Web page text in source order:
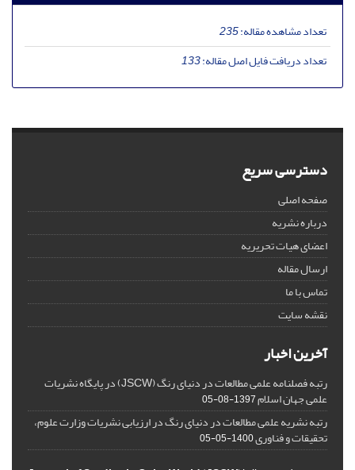
تعداد مشاهده مقاله:235
تعداد دریافت فایل اصل مقاله:133
دسترسی سریع
صفحه اصلی
درباره نشریه
اعضای هیات تحریریه
ارسال مقاله
تماس با ما
نقشه سایت
آخرین اخبار
رتبه فصلنامه علمی مطالعات در دنیای رنگ (JSCW) در پایگاه نشریات
علمی جهان اسلام1397-08-05
رتبه نشریه علمی مطالعات در دنیای رنگ در ارزیابی نشریات وزارت علوم،
تحقیقات و فناوری1400-05-05